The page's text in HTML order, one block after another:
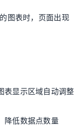
图表时，页面出现
表显示区域自动调整
降低数据点数量